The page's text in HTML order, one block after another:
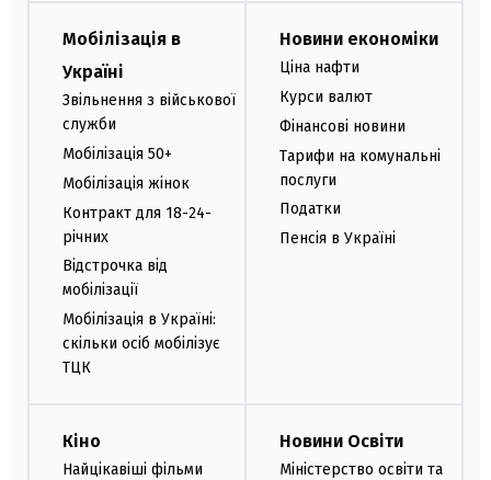
Мобілізація в
Україні
Звільнення з військової
служби
Мобілізація 50+
Мобілізація жінок
Контракт для 18-24-
річних
Відстрочка від
мобілізації
Мобілізація в Україні:
скільки осіб мобілізує
ТЦК
Новини економіки
Ціна нафти
Курси валют
Фінансові новини
Тарифи на комунальні
послуги
Податки
Пенсія в Україні
Кіно
Найцікавіші фільми
Новини Освіти
Міністерство освіти та